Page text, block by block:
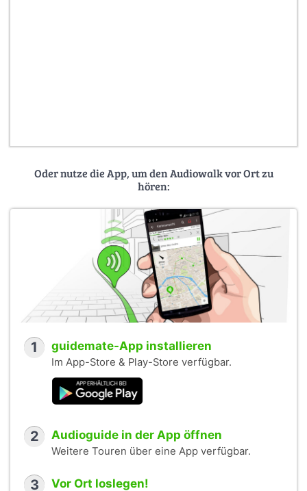
Oder nutze die App, um den Audiowalk vor Ort zu
hören:
1 guidemate-App installieren
Im App-Store & Play-Store verfügbar.
2 Audioguide in der App öffnen
Weitere Touren über eine App verfügbar.
3 Vor Ort loslegen!